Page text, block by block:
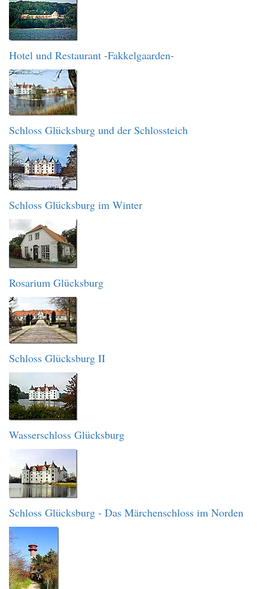
Hotel und Restaurant -Fakkelgaarden-
Schloss Glücksburg und der Schlossteich
Schloss Glücksburg im Winter
Rosarium Glücksburg
Schloss Glücksburg II
Wasserschloss Glücksburg
Schloss Glücksburg - Das Märchenschloss im Norden